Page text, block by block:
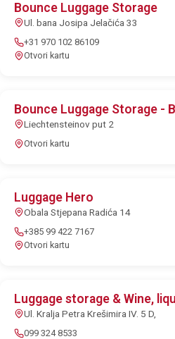
Bounce Luggage Storage
Ul. bana Josipa Jelačića 33
+31 970 102 86109
Otvori kartu
Bounce Luggage Storage -
Liechtensteinov put 2
Otvori kartu
Luggage Hero
Obala Stjepana Radića 14
+385 99 422 7167
Otvori kartu
Luggage storage & Wine,
Ul. Kralja Petra Krešimira IV. 5 D,
099 324 8533